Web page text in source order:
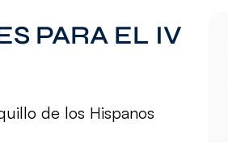
PARA EL IV
de los Hispanos